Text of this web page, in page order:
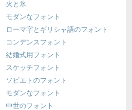
火と氷
モダンなフォント
ローマ字とギリシャ語のフォント
コンデンスフォント
結婚式用フォント
スケッチフォント
ソビエトのフォント
モダンなフォント
中世のフォント